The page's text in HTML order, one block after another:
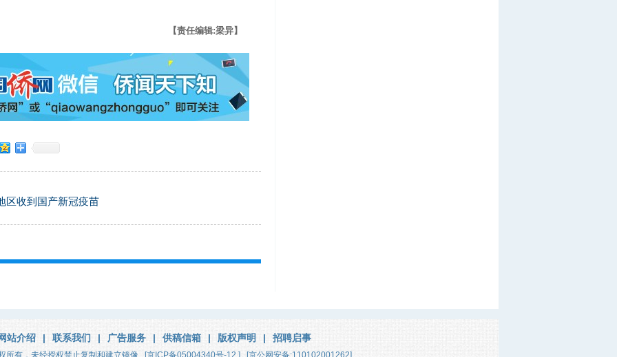
【责任编辑:梁异】
区收到国产新冠疫苗
站介绍 | 联系我们 | 广告服务 | 供稿信箱 | 版权声明 | 招聘启事
所有，未经授权禁止复制和建立镜像 [京ICP备05004340号-12 ] [京公网安备:110102001262]